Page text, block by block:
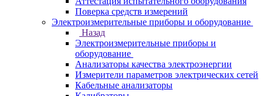
Поверка средств измерений
Электроизмерительные приборы и оборудование
Назад
Электроизмерительные приборы и
оборудование
Анализаторы качества электроэнергии
Измерители параметров электрических сетей
Кабельные анализаторы